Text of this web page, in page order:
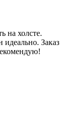
на холсте.
идеально. Заказ